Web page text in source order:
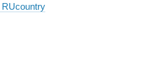
RUcountry